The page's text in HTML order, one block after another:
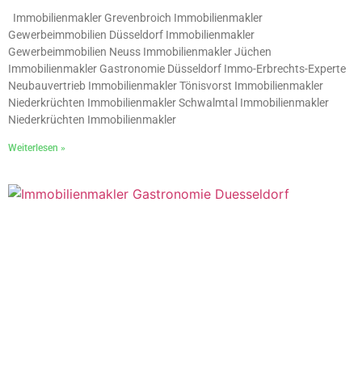
Immobilienmakler Grevenbroich Immobilienmakler
Gewerbeimmobilien Düsseldorf Immobilienmakler
Gewerbeimmobilien Neuss Immobilienmakler Jüchen
Immobilienmakler Gastronomie Düsseldorf Immo-Erbrechts-Experte
Neubauvertrieb Immobilienmakler Tönisvorst Immobilienmakler
Niederkrüchten Immobilienmakler Schwalmtal Immobilienmakler
Niederkrüchten Immobilienmakler
Weiterlesen »